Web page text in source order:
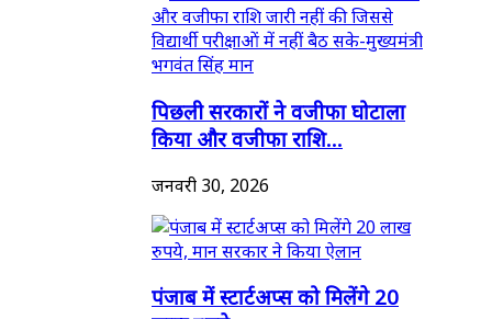
पिछली सरकारों ने वजीफा घोटाला
किया और वजीफा राशि...
जनवरी 30, 2026
पंजाब में स्टार्टअप्स को मिलेंगे 20